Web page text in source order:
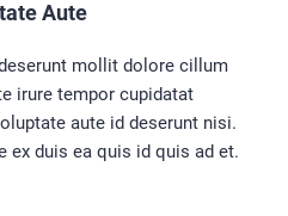
Aute
mollit dolore cillum
irure tempor cupidatat
aute id deserunt nisi.
ex duis ea quis id quis ad et.